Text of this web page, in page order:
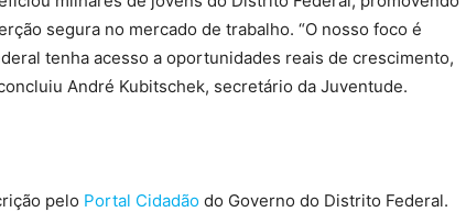
segura no mercado de trabalho. “O nosso foco é
tenha acesso a oportunidades reais de crescimento,
André Kubitschek, secretário da Juventude.
pelo Portal Cidadão do Governo do Distrito Federal.